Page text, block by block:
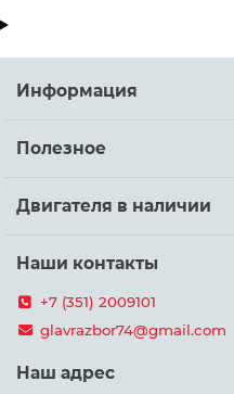
Информация
Полезное
Двигателя в наличии
Наши контакты
+7 (351) 2009101
glavrazbor74@gmail.com
Наш адрес